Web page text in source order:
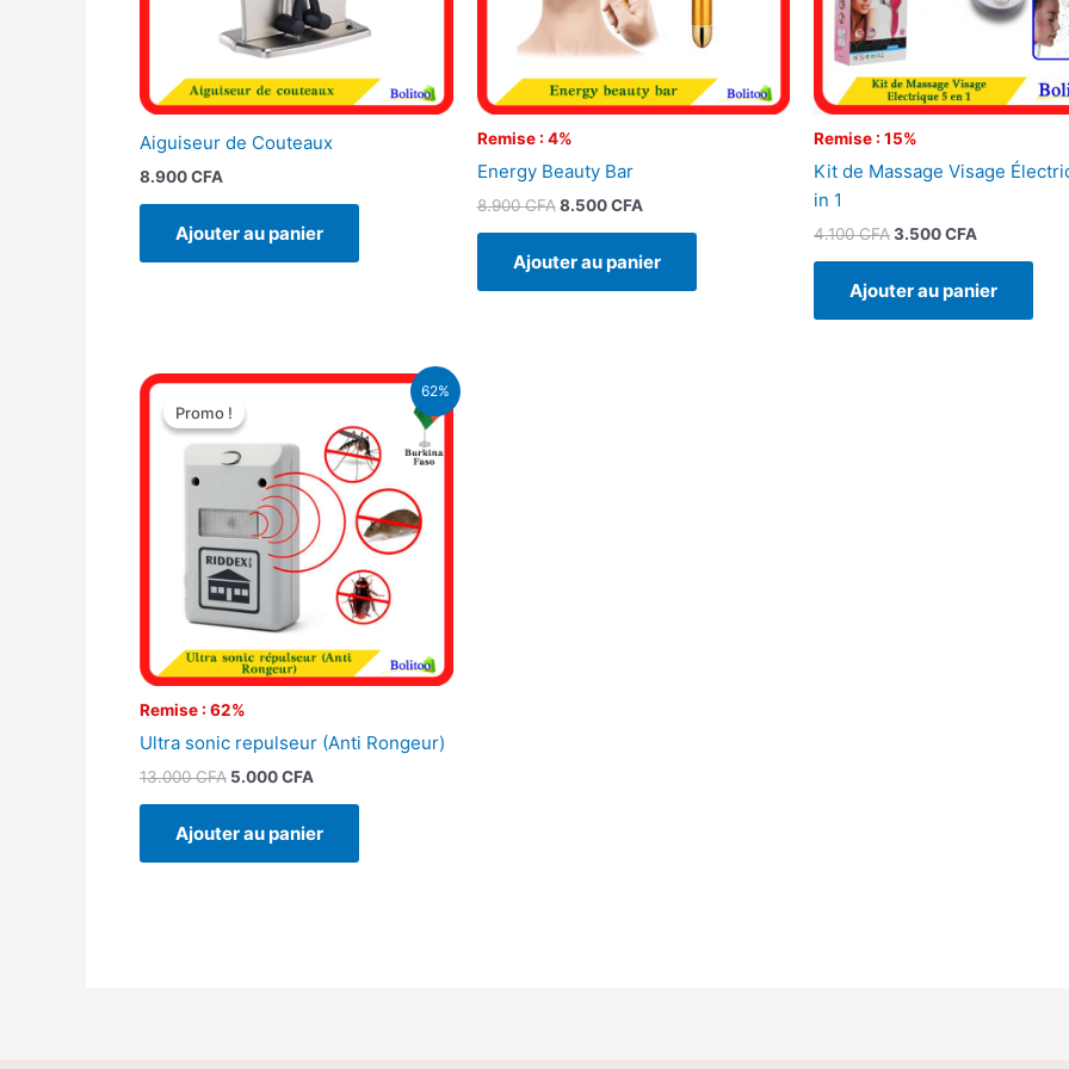
Aiguiseur de Couteaux
8.900CFA
Ajouter au panier
Remise : 4%
Energy Beauty Bar
8.900CFA 8.500CFA
Ajouter au panier
Remise : 15%
Kit de Massage Visage
in 1
4.100CFA3.500CFA
Ajouter au panier
62%
Promo !
Remise : 62%
Promo !
Ultra sonic repulseur (Anti Rongeur)
13.000CFA
Le
initial
était :
13.000 CFA.
5.000CFA
Le
actuel
est :
5.000 CFA.
Ajouter au panier